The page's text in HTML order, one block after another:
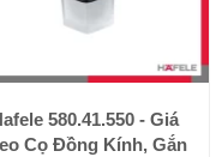
580.41.550 - Giá
Cọ Đồng Kính, Gắn